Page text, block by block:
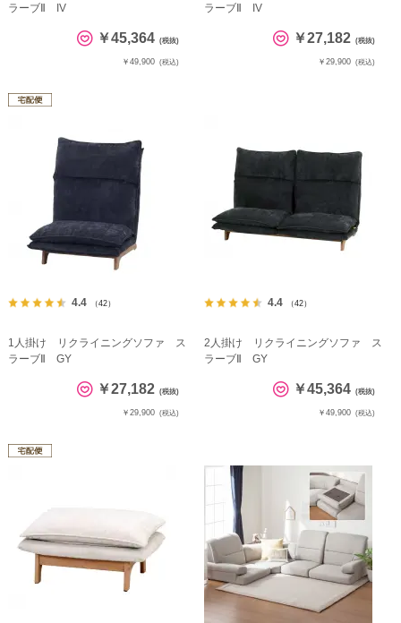
ラーブⅡ IV
￥45,364 (税抜)
￥49,900 (税込)
ラーブⅡ IV
￥27,182 (税抜)
￥29,900 (税込)
4.4 （42）
1人掛け リクライニングソファ ス
ラーブⅡ GY
￥27,182 (税抜)
￥29,900 (税込)
4.4 （42）
2人掛け リクライニングソファ ス
ラーブⅡ GY
￥45,364 (税抜)
￥49,900 (税込)